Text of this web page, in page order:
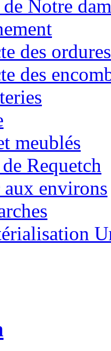
de Notre
des ordures
des
meublés
Requetch
environs